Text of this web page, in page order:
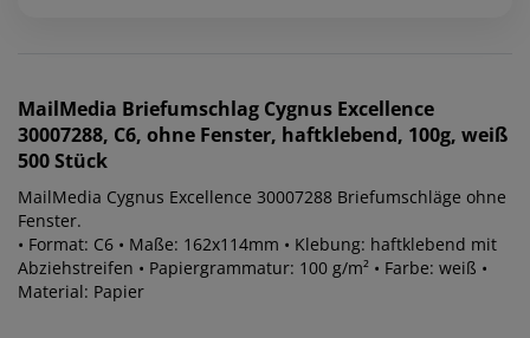
MailMedia Briefumschlag Cygnus Excellence
30007288, C6, ohne Fenster, haftklebend, 100g, weiß
500 Stück
MailMedia Cygnus Excellence 30007288 Briefumschläge ohne
Fenster.
• Format: C6 • Maße: 162x114mm • Klebung: haftklebend mit
Abziehstreifen • Papiergrammatur: 100 g/m² • Farbe: weiß •
Material: Papier